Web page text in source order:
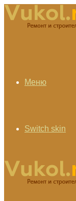
Меню
Switch skin